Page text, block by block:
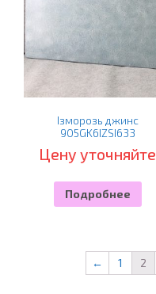
Ізморозь джинс
905GK6IZSI633
Цену уточняйте
Подробнее
← 1 2